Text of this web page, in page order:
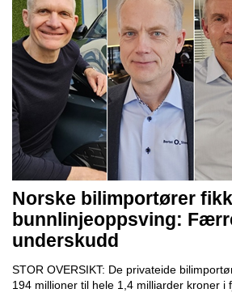
Norske bilimportører
bunnlinjeoppsving:
underskudd
STOR OVERSIKT: De privateide
194 millioner til hele 1,4 milliarder kroner i